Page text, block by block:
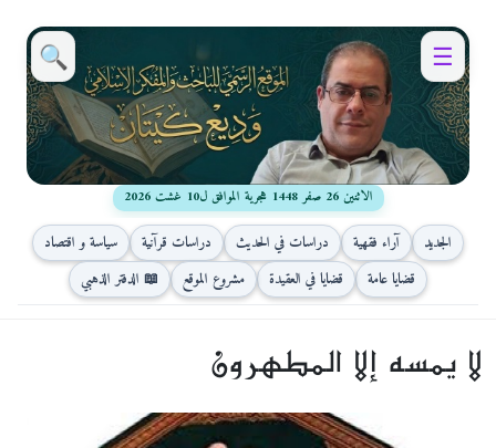
☰
🔍
الاثنين 26 صفر 1448 هجرية الموافق ل10 غشت 2026
الجديد آراء فقهية دراسات في الحديث دراسات قرآنية
سياسة و اقتصاد
قضايا عامة
قضايا في العقيدة مشروع الموقع 📖 الدفتر الذهبي
لا يمسه إلا المطهرون